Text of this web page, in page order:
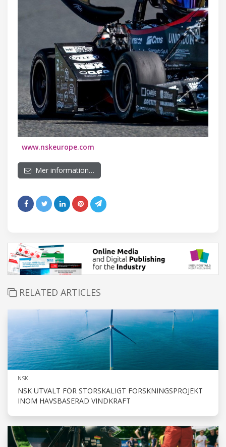
www.nskeurope.com
Mer information…
RELATED ARTICLES
NSK
NSK UTVALT FÖR STORSKALIGT FORSKNINGSPROJEKT
INOM HAVSBASERAD VINDKRAFT